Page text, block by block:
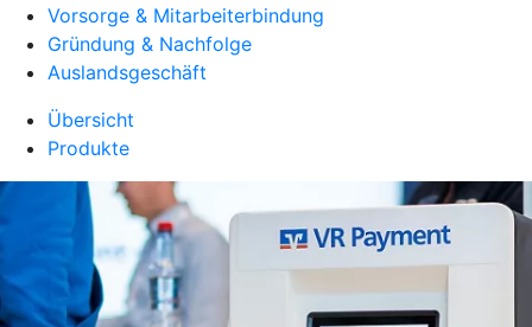
Vorsorge & Mitarbeiterbindung
Gründung & Nachfolge
Auslandsgeschäft
Übersicht
Produkte